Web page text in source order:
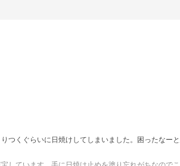
つくぐらいに日焼けしてしまいました。困ったなー